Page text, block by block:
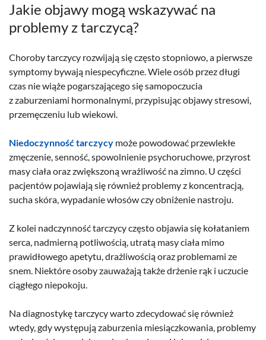
Jakie objawy mogą wskazywać na
problemy z tarczycą?
Choroby tarczycy rozwijają się często stopniowo, a pierwsze
symptomy bywają niespecyficzne. Wiele osób przez długi
czas nie wiąże pogarszającego się samopoczucia
z zaburzeniami hormonalnymi, przypisując objawy stresowi,
przemęczeniu lub wiekowi.
Niedoczynność tarczycy może powodować przewlekłe
zmęczenie, senność, spowolnienie psychoruchowe, przyrost
masy ciała oraz zwiększoną wrażliwość na zimno. U części
pacjentów pojawiają się również problemy z koncentracją,
sucha skóra, wypadanie włosów czy obniżenie nastroju.
Z kolei nadczynność tarczycy często objawia się kołataniem
serca, nadmierną potliwością, utratą masy ciała mimo
prawidłowego apetytu, drażliwością oraz problemami ze
snem. Niektóre osoby zauważają także drżenie rąk i uczucie
ciągłego niepokoju.
Na diagnostykę tarczycy warto zdecydować się również
wtedy, gdy występują zaburzenia miesiączkowania, problemy